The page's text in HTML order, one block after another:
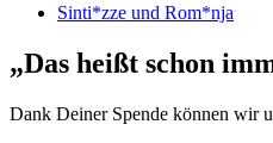
Sinti*zze und Rom*nja
„Das heißt schon
Dank Deiner Spende können wir